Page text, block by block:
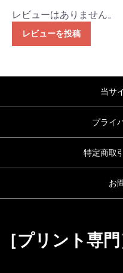
レビューはありません。
レビューを投稿
当サ
プライ
特定商取
お
［プリント専